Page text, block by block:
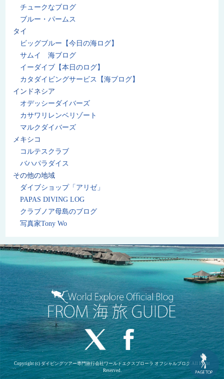
チュークなブログ
ブルー・パームス
タイ
ビッグブルー【今日の海ログ】
サムイ 海ブログ
イーダイブ【本日のログ】
カタダイビングサービス【海ブログ】
インドネシア
オデッシーダイバーズ
カサワリレンベリゾート
マルクダイバーズ
メキシコ
コルテスクラブ
バハパラダイス
その他の地域
ダイブショップ「アリゼ」
PAPAS DIVING LOG
クラブノア母島のブログ
写真家Tony Wo
Copyright (c) ダイビングツアー専門旅行会社ワールドエクスプローラ オフシャルブログ All Right
Reserved.